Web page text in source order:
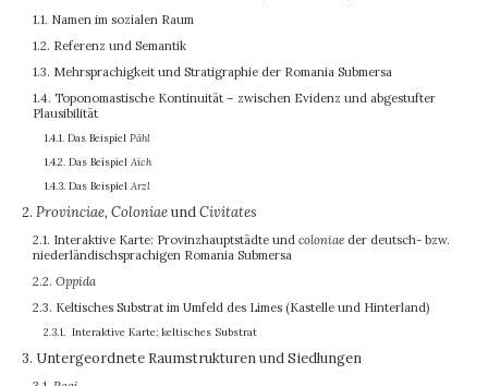
1.1. Namen im sozialen Raum
1.2. Referenz und Semantik
1.3. Mehrsprachigkeit und Stratigraphie der Romania Submersa
1.4. Toponomastische Kontinuität – zwischen Evidenz und abgestufter
Plausibilität
1.4.1. Das Beispiel Pähl
1.4.2. Das Beispiel Aich
1.4.3. Das Beispiel Arzl
2. Provinciae, ColoniaeundCivitates
2.1. Interaktive Karte: Provinzhauptstädte und coloniae der deutsch- bzw.
niederländischsprachigen Romania Submersa
2.2. Oppida
2.3. Keltisches Substrat im Umfeld des Limes (Kastelle und Hinterland)
2.3.1. Interaktive Karte: keltisches Substrat
3. Untergeordnete Raumstrukturen und Siedlungen